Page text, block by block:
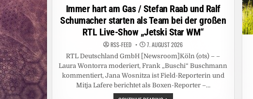
in
Immer hart am Gas / Stefan Raab und Ralf
Schumacher starten als Team bei der großen
RTL Live-Show „Jetski Star WM“
RSS-FEED 7. AUGUST 2026
RTL Deutschland GmbH [Newsroom]Köln (ots) – –
Laura Wontorra moderiert, Frank „Buschi“ Buschmann
kommentiert, Jana Wosnitza ist Field-Reporterin und
Mitja Lafere berichtet als Boxen-Reporter –…